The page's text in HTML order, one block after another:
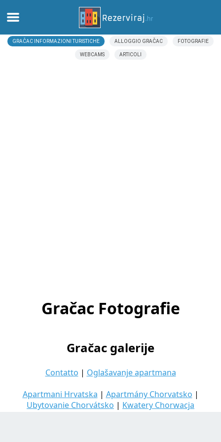
Casa
GRAČAC INFORMAZIONI TURISTICHE ALLOGGIO GRAČAC FOTOGRAFIE
WEBCAMS ARTICOLI
Gračac Fotografie
Gračac galerije
Contatto | Oglašavanje apartmana
Apartmani Hrvatska | Apartmány Chorvatsko |
Ubytovanie Chorvátsko | Kwatery Chorwacja